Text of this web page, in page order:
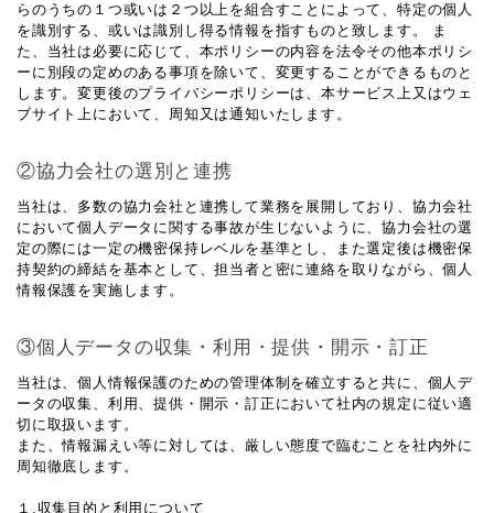
らのうちの１つ或いは２つ以上を組合すことによって、特定の個人
を識別する、或いは識別し得る情報を指すものと致します。 ま
た、当社は必要に応じて、本ポリシーの内容を法令その他本ポリシ
ーに別段の定めのある事項を除いて、変更することができるものと
します。変更後のプライバシーポリシーは、本サービス上又はウェ
ブサイト上において、周知又は通知いたします。
②協力会社の選別と連携
当社は、多数の協力会社と連携して業務を展開しており、協力会社
において個人データに関する事故が生じないように、協力会社の選
定の際には一定の機密保持レベルを基準とし、また選定後は機密保
持契約の締結を基本として、担当者と密に連絡を取りながら、個人
情報保護を実施します。
③個人データの収集・利用・提供・開示・訂正
当社は、個人情報保護のための管理体制を確立すると共に、個人デ
ータの収集、利用、提供・開示・訂正において社内の規定に従い適
切に取扱います。
また、情報漏えい等に対しては、厳しい態度で臨むことを社内外に
周知徹底します。
１.収集目的と利用について